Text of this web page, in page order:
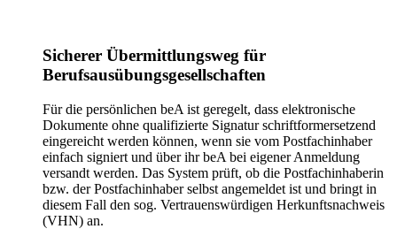
Sicherer Übermittlungsweg für
Berufsausübungsgesellschaften
Für die persönlichen beA ist geregelt, dass elektronische
Dokumente ohne qualifizierte Signatur schriftformersetzend
eingereicht werden können, wenn sie vom Postfachinhaber
einfach signiert und über ihr beA bei eigener Anmeldung
versandt werden. Das System prüft, ob die Postfachinhaberin
bzw. der Postfachinhaber selbst angemeldet ist und bringt in
diesem Fall den sog. Vertrauenswürdigen Herkunftsnachweis
(VHN) an.